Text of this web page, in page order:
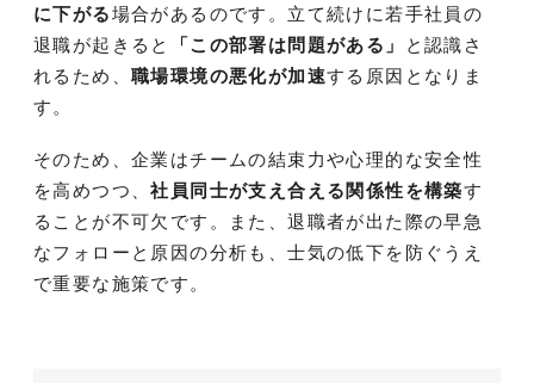
に下がる場合があるのです。立て続けに若手社員の
退職が起きると
「この部署は問題がある」
と認識さ
れるため、 職場環境の悪化が加速する原因となりま
す。
そのため、企業はチームの結束力や心理的な安全性
を高めつつ、社員同士が支え合える関係性を構築す
ることが不可欠です。また、退職者が出た際の早急
なフォローと原因の分析も、士気の低下を防ぐうえ
で重要な施策です。